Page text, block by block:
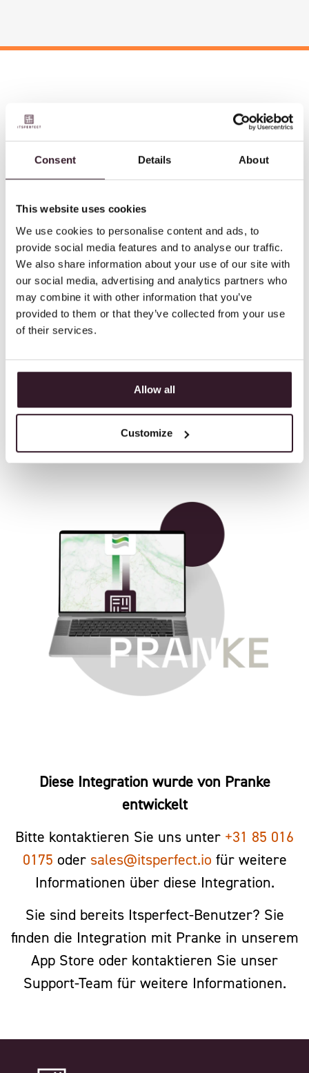
Consent Details About
This website uses cookies
We use cookies to personalise content and ads, to
provide social media features and to analyse our traffic.
We also share information about your use of our site with
our social media, advertising and analytics partners who
may combine it with other information that you’ve
provided to them or that they’ve collected from your use
of their services.
Allow all
Customize
Zuverlässiger Datenfluss
Die konvertierten Daten laufen über Prankes eigene
andersherum.
Sicher
Für die Konvertierung Ihrer EDI-Daten wird die seit
langem bewährte eBiss-Software verwendet. eBiss-
Systeme werden in Deutschland gehostet.
Kosteneinsparung
Weniger Verwaltungsaufwand, reibungslosere
Lieferkette.
Diese Integration wurde von Pranke
entwickelt
Bitte kontaktieren Sie uns unter +31 85 016
0175 oder sales@itsperfect.io für weitere
Informationen über diese Integration.
Sie sind bereits Itsperfect-Benutzer? Sie
finden die Integration mit Pranke in unserem
App Store oder kontaktieren Sie unser
Support-Team für weitere Informationen.